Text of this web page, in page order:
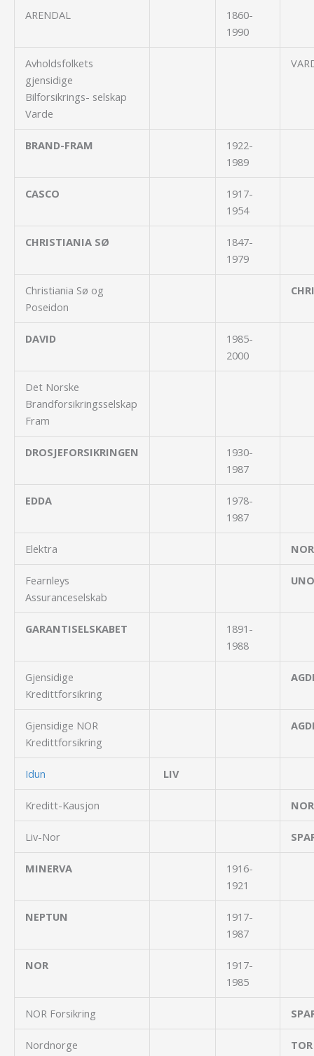
ARENDAL
1860-
1990
Avholdsfolkets
gjensidige
Bilforsikrings- selskap
Varde
BRAND-FRAM
1922-
1989
CASCO
1917-
1954
CHRISTIANIA SØ
1847-
1979
Christiania Sø og
Poseidon
DAVID
1985-
2000
Det Norske
Brandforsikringsselskap
Fram
DROSJEFORSIKRINGEN
1930-
1987
EDDA
1978-
1987
Elektra
Fearnleys
Assuranceselskab
UNO
GARANTISELSKABET
1891-
1988
Gjensidige
Kredittforsikring
Gjensidige NOR
Kredittforsikring
Idun LIV
Kreditt-Kausjon
Liv-Nor
MINERVA
1916-
1921
NEPTUN
1917-
1987
NOR
1917-
1985
NOR Forsikring
Nordnorge TOR